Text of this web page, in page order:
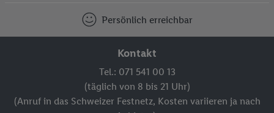
Persönlich erreichbar
Kontakt
Tel.: 071 541 00 13
(täglich von 8 bis 21 Uhr)
(Anruf in das Schweizer Festnetz, Kosten variieren ja nach